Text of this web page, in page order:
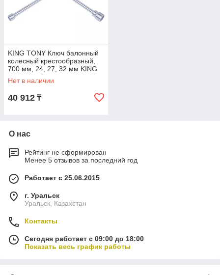
KING TONY Ключ балонный
колесный крестообразный,
700 мм, 24, 27, 32 мм KING
TONY 19932427
Нет в наличии
40 912 ₸
О нас
Рейтинг не сформирован
Менее 5 отзывов за последний год
Работает с 25.06.2015
г. Уральск
Уральск, Казахстан
Контакты
Сегодня работает с 09:00 до 18:00
Показать весь график работы